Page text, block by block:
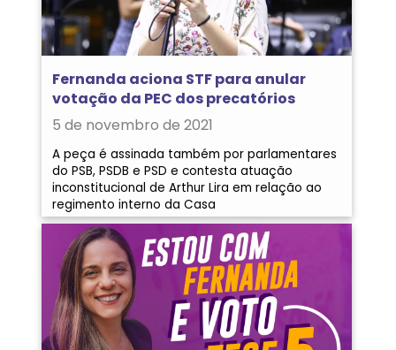
Fernanda aciona STF para anular
votação da PEC dos precatórios
5 de novembro de 2021
A peça é assinada também por parlamentares
do PSB, PSDB e PSD e contesta atuação
inconstitucional de Arthur Lira em relação ao
regimento interno da Casa